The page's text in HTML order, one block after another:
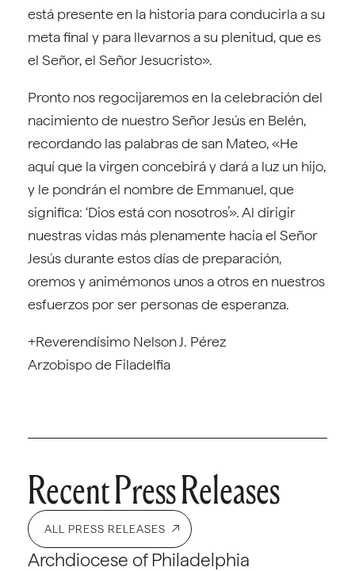
está presente en la historia para conducirla a su
meta final y para llevarnos a su plenitud, que es
el Señor, el Señor Jesucristo».
Pronto nos regocijaremos en la celebración del
nacimiento de nuestro Señor Jesús en Belén,
recordando las palabras de san Mateo, «He
aquí que la virgen concebirá y dará a luz un hijo,
y le pondrán el nombre de Emmanuel, que
significa: ‘Dios está con nosotros’». Al dirigir
nuestras vidas más plenamente hacia el Señor
Jesús durante estos días de preparación,
oremos y animémonos unos a otros en nuestros
esfuerzos por ser personas de esperanza.
+Reverendísimo Nelson J. Pérez
Arzobispo de Filadelfia
Recent Press Releases
ALL PRESS RELEASES
Archdiocese of Philadelphia